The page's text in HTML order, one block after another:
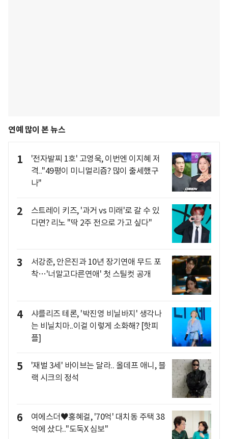
연예 많이 본 뉴스
1
'전자발찌 1호' 고영욱, 이번엔 이지혜 저
격.."49평이 미니멀리즘? 많이 출세했구
나"
2
스트레이 키즈, '과거 vs 미래'로 갈 수 있
다면? 리노 "딱 2주 전으로 가고 싶다"
3
서강준, 안은진과 10년 장기연애 무드 포
착…'너말고다른연애' 첫 스틸컷 공개
4
샤를리즈 테론, '박진영 비닐바지' 생각나
는 비닐치마..이걸 이렇게 소화해? [핫피
플]
5
'재벌 3세' 바이브는 달라.. 올데프 애니, 블
랙 시크의 정석
6
여에스더♥홍혜걸, '70억' 대치동 주택 38
억에 샀다.."도둑X 심보"